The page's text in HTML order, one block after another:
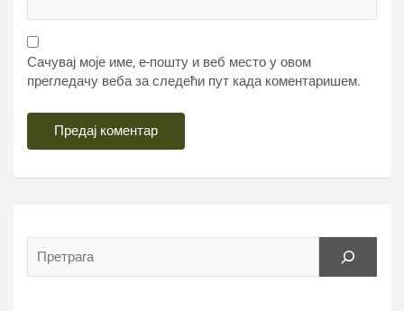
Сачувај моје име, е-пошту и веб место у овом
прегледачу веба за следећи пут када коментаришем.